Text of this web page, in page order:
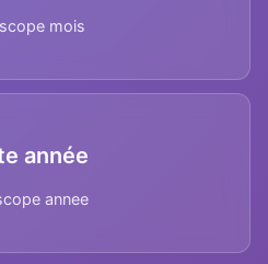
mois
année
annee